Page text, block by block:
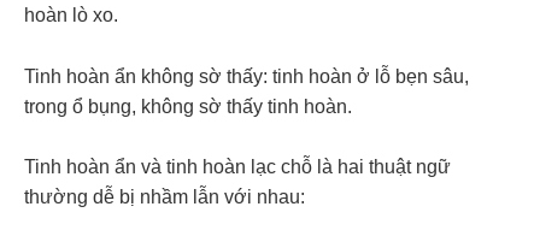
hoàn lò xo.
Tinh hoàn ẩn không sờ thấy: tinh hoàn ở lỗ bẹn sâu,
trong ổ bụng, không sờ thấy tinh hoàn.
Tinh hoàn ẩn và tinh hoàn lạc chỗ là hai thuật ngữ
thường dễ bị nhầm lẫn với nhau: